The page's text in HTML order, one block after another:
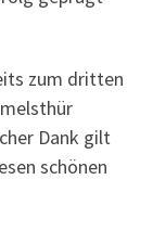
zum dritten
Dank gilt
schönen